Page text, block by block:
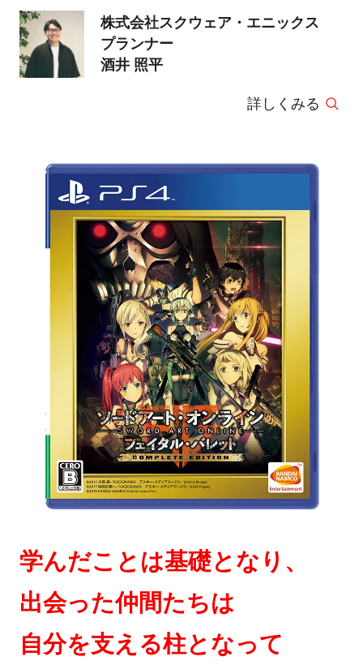
株式会社スクウェア・エニックス
プランナー
酒井 照平
詳しくみる
学んだことは基礎となり、
出会った仲間たちは
自分を支える柱となって